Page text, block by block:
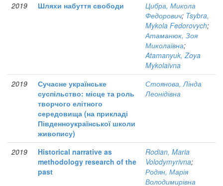
2019 Шляхи набуття свободи
Цибра, Микола
Федорович; Tsybra,
Mykola Fedorovych;
Атаманюк, Зоя
Миколаївна;
Atamanyuk, Zoya
Mykolaivna
2019
Сучасне українське
суспільство: місце та роль
творчого елітного
середовища (на прикладі
Південноукраїнської школи
живопису)
Стоянова, Лінда
Леонідівна
2019
Historical narrative as
methodology research of the
past
Rodian, Maria
Volodymyrivna;
Родян, Марія
Володимирівна